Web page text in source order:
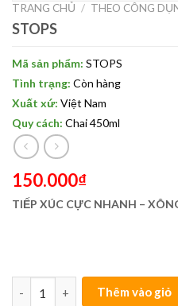
TRANG CHỦ / THEO CÔNG
STOPS
Mã sản phẩm: STOPS
Tình trạng: Còn hàng
Xuất xứ: Việt Nam
Quy cách: Chai 450ml
150.000₫
TIẾP XÚC CỰC NHANH –
STOPS quantityThêm vào giỏ